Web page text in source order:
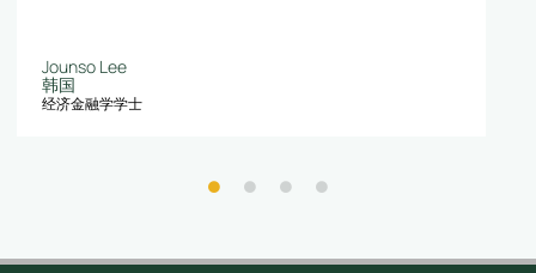
Jounso Lee
韩国
经济金融学学士